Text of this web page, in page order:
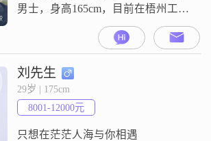
男士，身高165cm，目前在梧州工
作，月收入在5001到8000元之间
##3002##我拥有大学本科学历，性
格上我比较稳重可靠，责任感强，
随和易相处##3002##我对自己的生
活态度是追求事业成功，同时也能
活在当下，享受生活的每一刻
##3002##在业余时间，我有一些特
别的爱好，比如咖
刘先生
29岁 | 175cm
8001-12000元
只想在茫茫人海与你相遇